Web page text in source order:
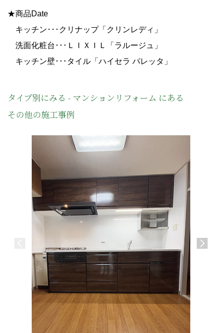
★商品Date
キッチン･･･クリナップ「クリンレディ」
洗面化粧台･･･ＬＩＸＩＬ「ラルージュ」
キッチン壁･･･タイル「ハイセラ パレッタ」
タイプ別にみる - マンションリフォーム にある
その他の施工事例